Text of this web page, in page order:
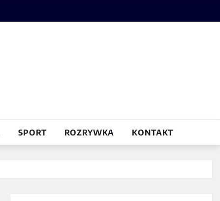
SPORT ROZRYWKA KONTAKT